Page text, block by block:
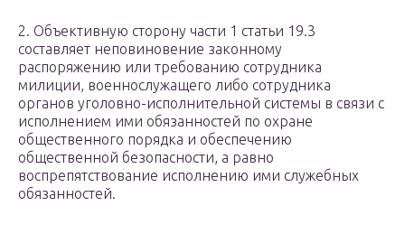
2. Объективную сторону части 1 статьи 19.3
составляет неповиновение законному
распоряжению или требованию сотрудника
милиции, военнослужащего либо сотрудника
органов уголовно-исполнительной системы в связи с
исполнением ими обязанностей по охране
общественного порядка и обеспечению
общественной безопасности, а равно
воспрепятствование исполнению ими служебных
обязанностей.